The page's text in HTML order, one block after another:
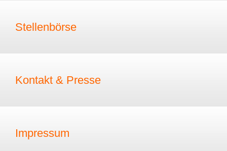
Stellenbörse
Kontakt & Presse
Impressum